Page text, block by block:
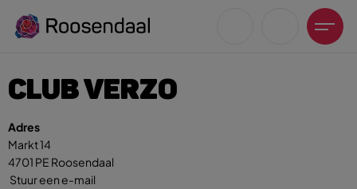
Zoeksuggesties
CLUB VERZO
Adres
Markt 14
4701 PE Roosendaal
Stuur een e-mail